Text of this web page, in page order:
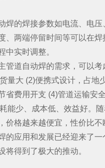
焊的焊接参数如电流、电压
、两端停留时间等可以在
中实时调整。
管道自动焊的需求，可以考
量大 (2)便携式设计，占地
省费用开支 (4)管道运输安
能少、成本低、效益好。
价格越来越便宜，性价比不
的应用和发展已经迎来了一
将得到了极大的推动。